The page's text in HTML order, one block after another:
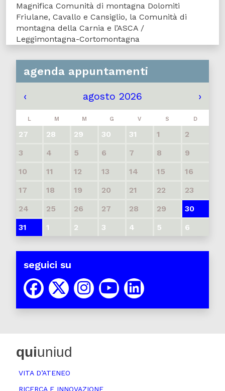
Magnifica Comunità di montagna Dolomiti
Friulane, Cavallo e Cansiglio, la Comunità di
montagna della Carnia e l’ASCA /
Leggimontagna-Cortomontagna
agenda appuntamenti
‹ agosto 2026 ›
L M M G V S D
27 28 29 30 31 1
2
3
4 5 6 7 8
9
10
11 12 13 14 15
16
17
18 19 20 21 22
23
24
25 26 27 28 29
30
31
1 2 3 4 5 6
seguici su
quiuniud
VITA D’ATENEO
RICERCA E INNOVAZIONE